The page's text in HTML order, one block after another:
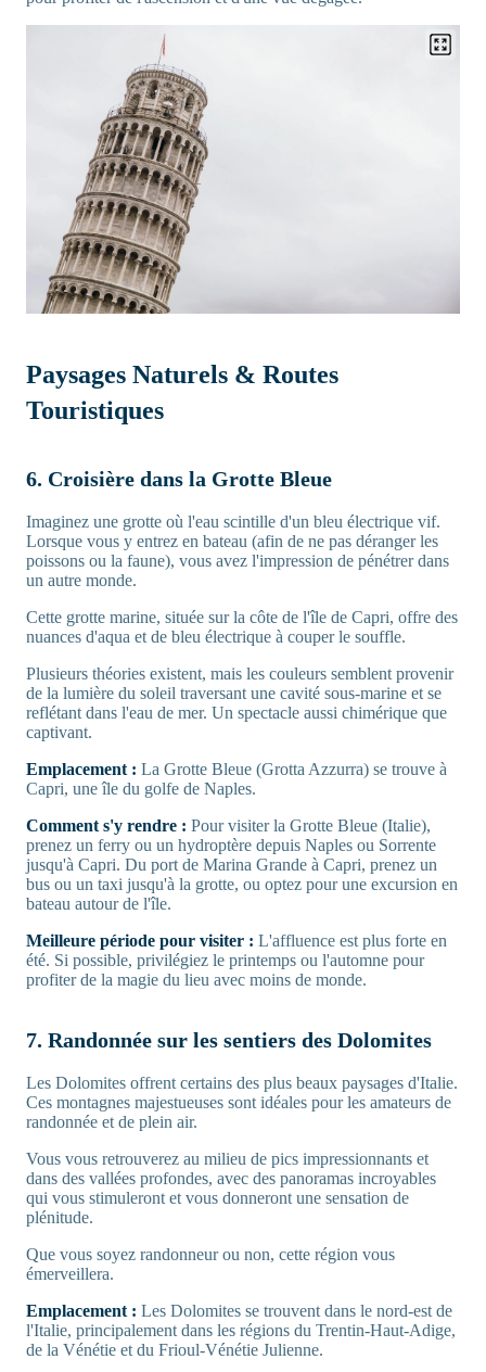
Paysages Naturels & Routes
Touristiques
6. Croisière dans la Grotte Bleue
Imaginez une grotte où l'eau scintille d'un bleu électrique vif.
Lorsque vous y entrez en bateau (afin de ne pas déranger les
poissons ou la faune), vous avez l'impression de pénétrer dans
un autre monde.
Cette grotte marine, située sur la côte de l'île de Capri, offre des
nuances d'aqua et de bleu électrique à couper le souffle.
Plusieurs théories existent, mais les couleurs semblent provenir
de la lumière du soleil traversant une cavité sous-marine et se
reflétant dans l'eau de mer. Un spectacle aussi chimérique que
captivant.
Emplacement : La Grotte Bleue (Grotta Azzurra) se trouve à
Capri, une île du golfe de Naples.
Comment s'y rendre : Pour visiter la Grotte Bleue (Italie),
prenez un ferry ou un hydroptère depuis Naples ou Sorrente
jusqu'à Capri. Du port de Marina Grande à Capri, prenez un
bus ou un taxi jusqu'à la grotte, ou optez pour une excursion en
bateau autour de l'île.
Meilleure période pour visiter : L'affluence est plus forte en
été. Si possible, privilégiez le printemps ou l'automne pour
profiter de la magie du lieu avec moins de monde.
7. Randonnée sur les sentiers des Dolomites
Les Dolomites offrent certains des plus beaux paysages d'Italie.
Ces montagnes majestueuses sont idéales pour les amateurs de
randonnée et de plein air.
Vous vous retrouverez au milieu de pics impressionnants et
dans des vallées profondes, avec des panoramas incroyables
qui vous stimuleront et vous donneront une sensation de
plénitude.
Que vous soyez randonneur ou non, cette région vous
émerveillera.
Emplacement : Les Dolomites se trouvent dans le nord-est de
l'Italie, principalement dans les régions du Trentin-Haut-Adige,
de la Vénétie et du Frioul-Vénétie Julienne.